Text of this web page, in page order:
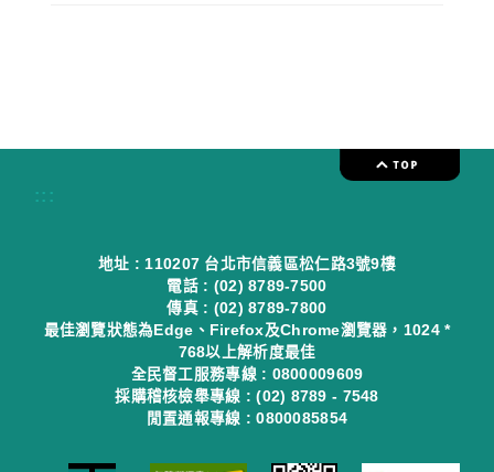
:::
地址 : 110207 台北市信義區松仁路3號9樓
電話 : (02) 8789-7500
傳真 : (02) 8789-7800
最佳瀏覽狀態為Edge、Firefox及Chrome瀏覽器，1024 *
768以上解析度最佳
全民督工服務專線 : 0800009609
採購稽核檢舉專線 : (02) 8789 - 7548
閒置通報專線 : 0800085854